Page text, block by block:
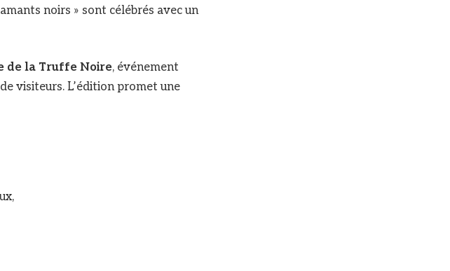
noirs » sont célébrés avec un
de la Truffe Noire, événement
visiteurs. L’édition promet une